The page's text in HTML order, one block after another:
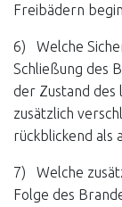
Freibädern
6) Welche
Schließung des
der Zustand des
zusätzlich
rückblickend als
7) Welche
Folge des